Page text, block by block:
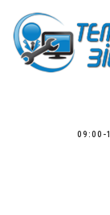
09:00-